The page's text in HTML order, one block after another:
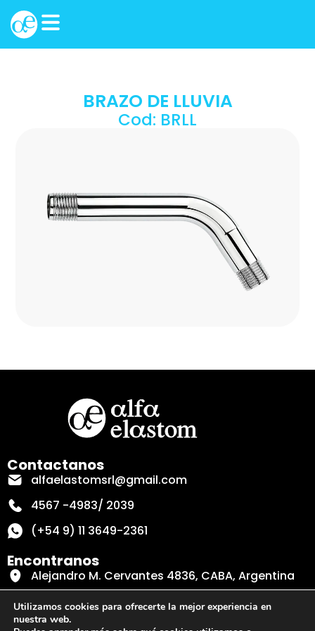
BRAZO DE LLUVIA
Cod: BRLL
Contactanos
alfaelastomsrl@gmail.com
4567 -4983/ 2039
(+54 9) 11 3649-2361
Encontranos
Alejandro M. Cervantes 4836, CABA, Argentina
Secciones
Utilizamos cookies para ofrecerte la mejor experiencia en
nuestra web.